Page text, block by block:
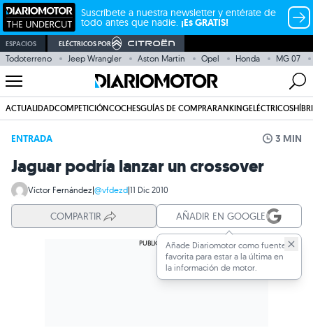
Suscríbete a nuestra newsletter y entérate de
todo antes que nadie. ¡Es GRATIS!
ESPACIOS ELÉCTRICOS POR
Todoterreno Jeep Wrangler Aston Martin Opel Honda MG 07
ACTUALIDADCOMPETICIÓNCOCHESGUÍAS DE COMPRARANKINGELÉCTRICOS
ENTRADA 3 MIN
Jaguar podría lanzar un crossover
Víctor Fernández|@vfdezd|11 Dic 2010
COMPARTIR AÑADIR EN GOOGLE
Añade Diariomotor como fuente
favorita para estar a la última en
la información de motor.